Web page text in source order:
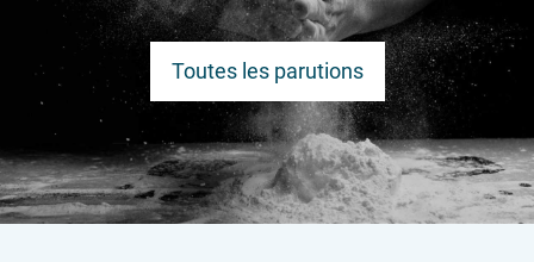
Toutes les parutions